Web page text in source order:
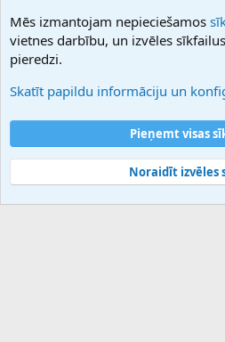
Hostmaria
Atbalsts
Palīdzība
Noteikumi un nosacījumi
Privātuma politika
Community platform by XenForo® © 2010-
Mēs izmantojam nepieciešamos
vietnes darbību, un izvēles
pieredzi.
Skatīt papildu informāciju un
Pieņemt visas
Noraidīt izvēles